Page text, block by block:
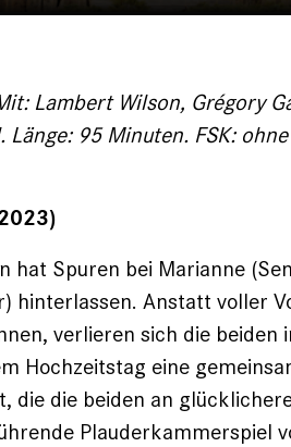
Lambert Wilson, Grégory
95 Minuten. FSK: ohne
hat Spuren bei Marianne
hinterlassen. Anstatt voller
verlieren sich die beiden
Hochzeitstag eine
die die beiden an
Plauderkammerspiel